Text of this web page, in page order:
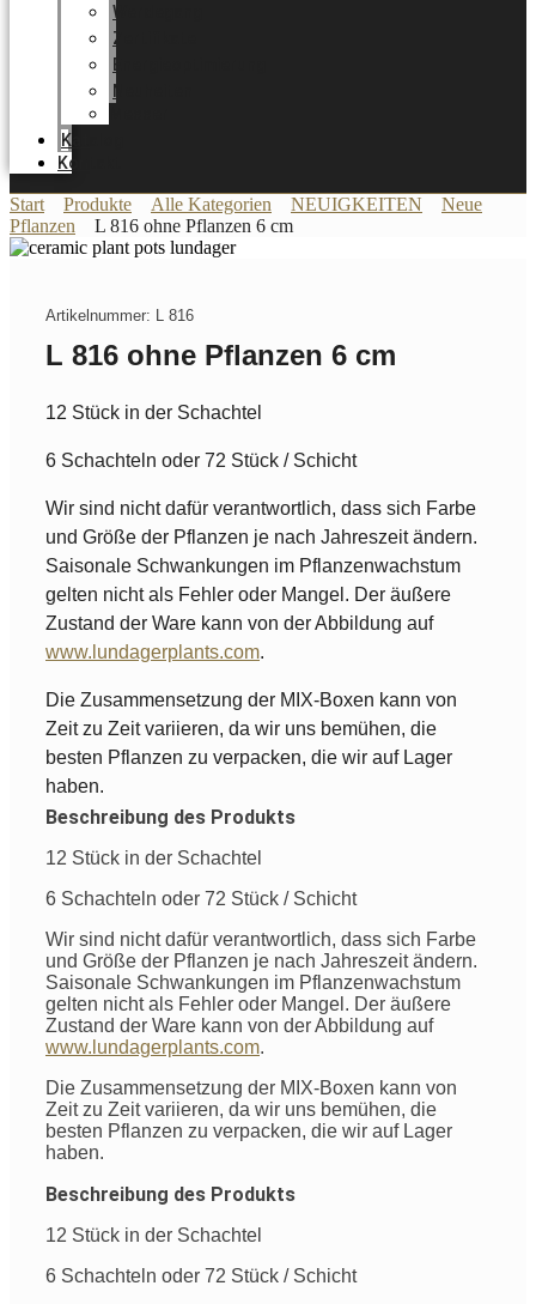
Werdegang
Zertifikate
Energieoptimierung
Neuheiten
Katalog
Kontakt
Start Produkte Alle Kategorien NEUIGKEITEN
Neue
Pflanzen
L 816 ohne Pflanzen 6 cm
Artikelnummer: L 816
L 816 ohne Pflanzen 6 cm
12 Stück in der Schachtel
6 Schachteln oder 72 Stück / Schicht
Wir sind nicht dafür verantwortlich, dass sich Farbe
und Größe der Pflanzen je nach Jahreszeit ändern.
Saisonale Schwankungen im Pflanzenwachstum
gelten nicht als Fehler oder Mangel. Der äußere
Zustand der Ware kann von der Abbildung auf
www.lundagerplants.com.
Die Zusammensetzung der MIX-Boxen kann von
Zeit zu Zeit variieren, da wir uns bemühen, die
besten Pflanzen zu verpacken, die wir auf Lager
haben.
Beschreibung des Produkts
12 Stück in der Schachtel
6 Schachteln oder 72 Stück / Schicht
Wir sind nicht dafür verantwortlich, dass sich Farbe
und Größe der Pflanzen je nach Jahreszeit ändern.
Saisonale Schwankungen im Pflanzenwachstum
gelten nicht als Fehler oder Mangel. Der äußere
Zustand der Ware kann von der Abbildung auf
www.lundagerplants.com.
Die Zusammensetzung der MIX-Boxen kann von
Zeit zu Zeit variieren, da wir uns bemühen, die
besten Pflanzen zu verpacken, die wir auf Lager
haben.
Beschreibung des Produkts
12 Stück in der Schachtel
6 Schachteln oder 72 Stück / Schicht